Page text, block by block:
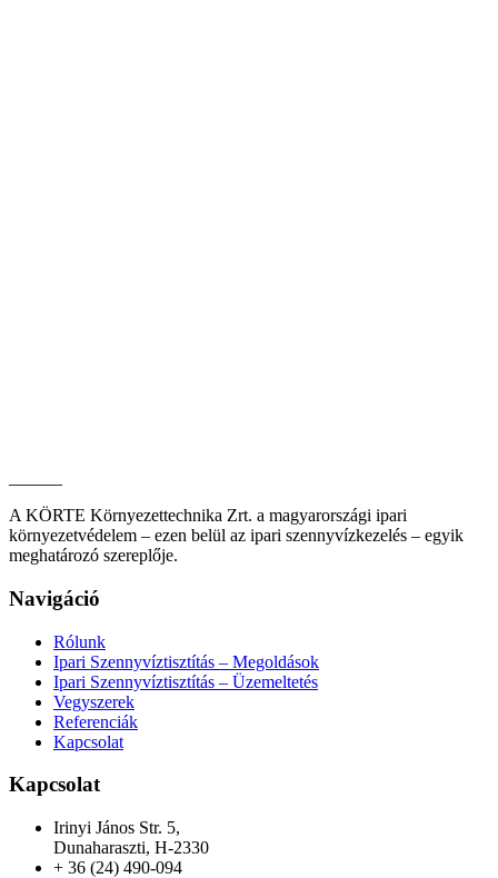
A KÖRTE Környezettechnika Zrt. a magyarországi ipari
környezetvédelem – ezen belül az ipari szennyvízkezelés – egyik
meghatározó szereplője.
Navigáció
Rólunk
Ipari Szennyvíztisztítás – Megoldások
Ipari Szennyvíztisztítás – Üzemeltetés
Vegyszerek
Referenciák
Kapcsolat
Kapcsolat
Irinyi János Str. 5,
Dunaharaszti, H-2330
+ 36 (24) 490-094